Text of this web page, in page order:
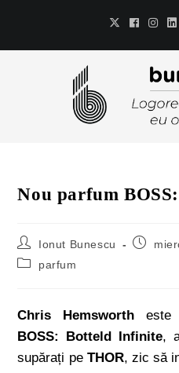
Nou parfum
Ionut Bunescu
parfum
Chris Hemsworth este
BOSS: Botteld Infinite,
supărați pe THOR, zic să